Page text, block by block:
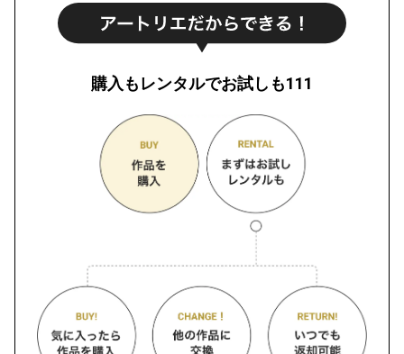
購入もレンタルでお試しも111